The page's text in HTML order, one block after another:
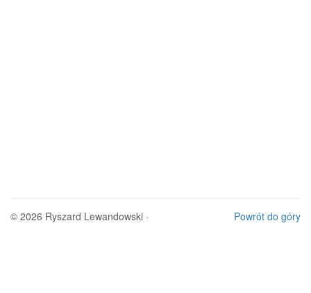
Powrót do góry
© 2026 Ryszard Lewandowski ·